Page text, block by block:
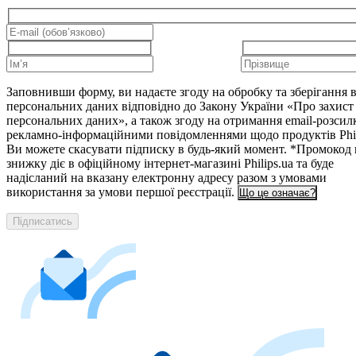
Заповнивши форму, ви надаєте згоду на обробку та зберігання
персональних даних відповідно до Закону України «Про захист
персональних даних», а також згоду на отримання email-
рекламно-інформаційними повідомленнями щодо продуктів
Ви можете скасувати підписку в будь-який момент. *Промокод
знижку діє в офіційному інтернет-магазині Philips.ua та буде
надісланий на вказану електронну адресу разом з умовами
використання за умови першої реєстрації. Що це означає?
Підписатись